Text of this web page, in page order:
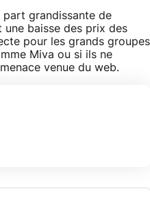
grandissante de
une baisse des prix des
pour les grands groupes
Miva ou si ils ne
venue du web.